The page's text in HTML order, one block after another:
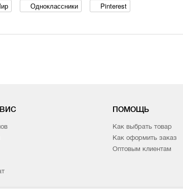
Одноклассники Pinterest
ПОМОЩЬ
Как выбрать товар
Как оформить заказ
Оптовым клиентам